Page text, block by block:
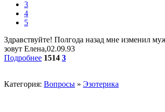
3
4
5
Здравствуйте! Полгода назад мне изменил
зовут Елена,02.09.93
Подробнее 1514 3
Категория: Вопросы » Эзотерика